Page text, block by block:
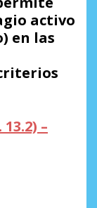
activo
en las
–